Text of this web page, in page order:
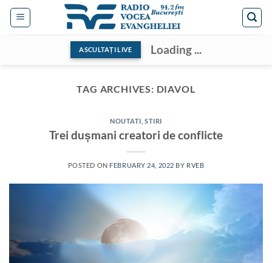
Skip
ASCULTAȚI LIVE Loading ...
TAG ARCHIVES: DIAVOL
NOUTATI ,STIRI
Trei dușmani creatori de conflicte
POSTED ON FEBRUARY 24, 2022 BY RVEB